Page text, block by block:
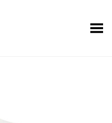
Показать меню